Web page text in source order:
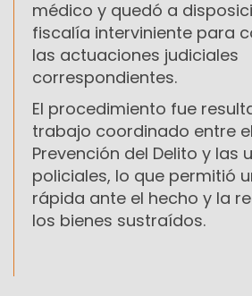
médico y quedó a
fiscalía interviniente para
las actuaciones judiciales
correspondientes.
El procedimiento fue
trabajo coordinado entre
Prevención del Delito y las
policiales, lo que permitió
rápida ante el hecho y la
los bienes sustraídos.